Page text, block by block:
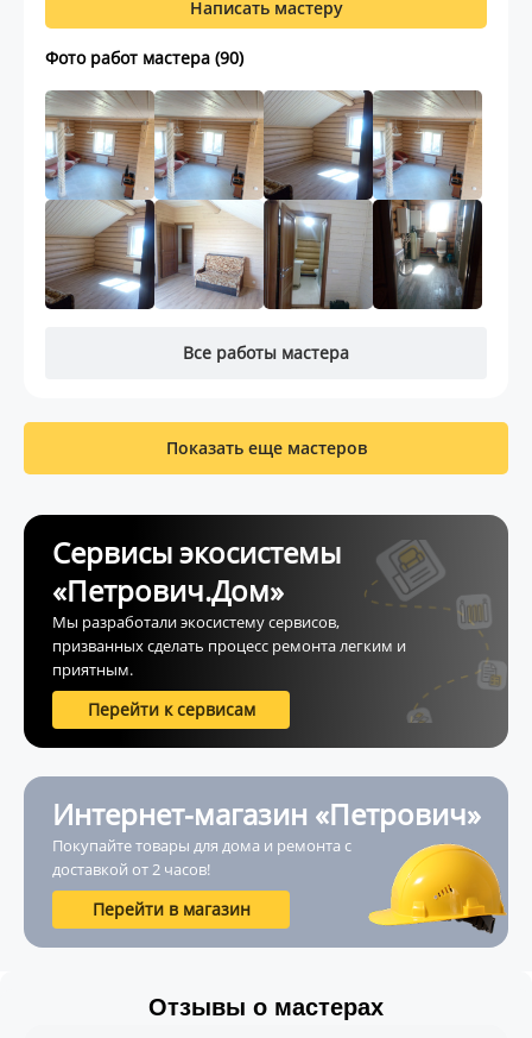
Написать мастеру
Фото работ мастера (90)
Все работы мастера
Показать еще мастеров
Сервисы экосистемы
«Петрович.Дом»
Мы разработали экосистему сервисов,
призванных сделать процесс ремонта легким и
приятным.
Перейти к сервисам
Интернет-магазин «Петрович»
Покупайте товары для дома и ремонта с
доставкой от 2 часов!
Перейти в магазин
Отзывы о мастерах